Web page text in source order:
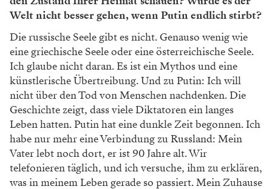
Die Menschen wissen nichts über sich selbst. Sie
wissen nichts über ihr Leben und die Natur und wie
eine Gesellschaft aussehen könnte. Es gibt Menschen,
die sagen: „Wir brauchen keine Freiheit. Wir brauchen
mehr Essen. Das reicht völlig aus.“ Darauf sage ich:
Wenn es an Freiheit mangelt, dann mangelt es auch
bald an Nahrung, denn das hängt alles irgendwie
zusammen. Es ist alles miteinander verbunden.
Ermüdet diese Unwissenheit, diese vielen
Verschwörungstheorien, dieser Unsinn, der da von
vielen Menschen im Netz ­verbreitet wird, nicht auf
Dauer?